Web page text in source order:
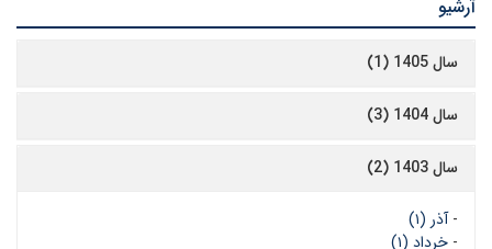
آرشیو
سال 1405 (1)
سال 1404 (3)
سال 1403 (2)
-آذر (۱)
- خرداد (۱)